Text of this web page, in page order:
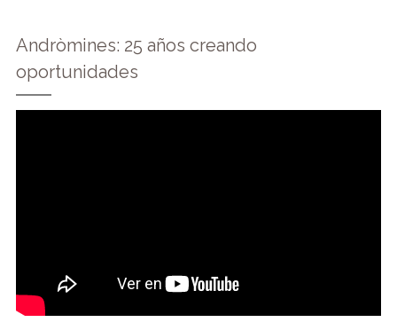
Andròmines: 25 años creando
oportunidades